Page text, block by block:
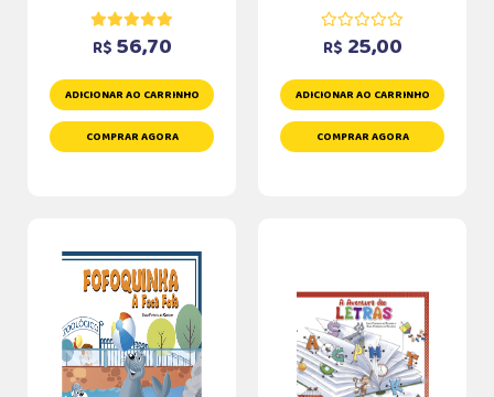
R$ 56,70
ADICIONAR AO CARRINHO
COMPRAR AGORA
R$ 25,00
ADICIONAR AO CARRINHO
COMPRAR AGORA